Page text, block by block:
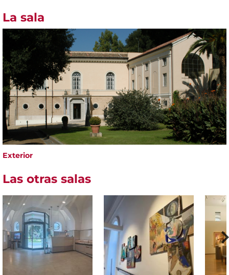
La sala
Exterior
Las otras salas